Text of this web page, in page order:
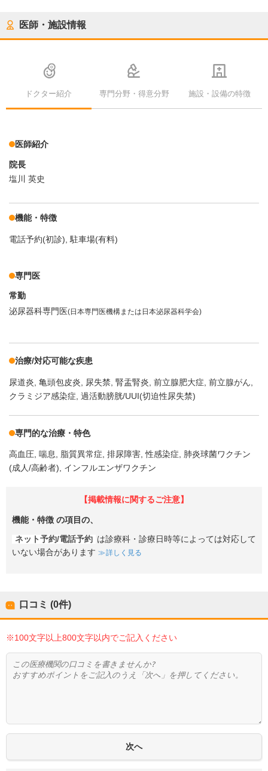
医師・施設情報
ドクター紹介 専門分野・得意分野 施設・設備の特徴
医師紹介
院長
塩川 英史
機能・特徴
電話予約(初診) 駐車場(有料)
専門医
常勤
泌尿器科専門医(日本専門医機構または日本泌尿器科学会)
治療/対応可能な疾患
尿道炎 亀頭包皮炎 尿失禁 腎盂腎炎 前立腺肥大症 前立腺がん
クラミジア感染症 過活動膀胱/UUI(切迫性尿失禁)
専門的な治療・特色
高血圧 喘息 脂質異常症 排尿障害 性感染症
肺炎球菌ワクチン
(成人/高齢者)
インフルエンザワクチン
【掲載情報に関するご注意】
機能・特徴 の項目の、
ネット予約/電話予約 は診療科・診療日時等によっては対応して
いない場合があります
詳しく見る
口コミ (0件)
※100文字以上800文字以内でご記入ください